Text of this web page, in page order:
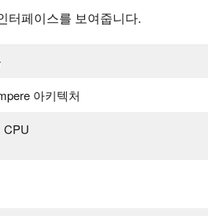
터페이스를 보여줍니다.
아키텍처
CPU